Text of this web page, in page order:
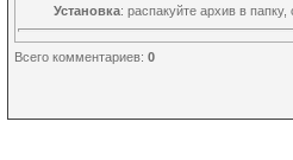
Установка: распакуйте архив в
Всего комментариев: 0